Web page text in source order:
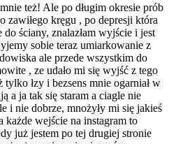
też! Ale po długim okresie prób
zawiłego kręgu , po depresji która
do ściany, znalazłam wyjście i jest
sobie teraz umiarkowanie z
ale przede wszystkim do
, ze udało mi się wyjść z tego
łzy i bezsens mnie ogarniał w
a ja tak się staram a ciagle nie
i nie dobrze, mnożyły mi się jakieś
każde wejście na instagram to
już jestem po tej drugiej stronie